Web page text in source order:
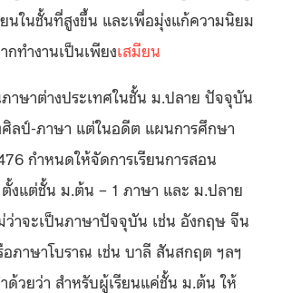
ยนในชั้นที่สูงขึ้น และเพื่อมุ่งแก้ความนิยม
ทำงานเป็นเพียงเสมียน
ภาษาต่างประเทศในชั้น ม.ปลาย ปัจจุบัน
ศิลป์-ภาษา แต่ในอดีต แผนการศึกษา
กำหนดให้จัดการเรียนการสอน
ตั้งแต่ชั้น ม.ต้น – 1 ภาษา และ ม.ปลาย
ว่าจะเป็นภาษาปัจจุบัน เช่น อังกฤษ จีน
อภาษาโบราณ เช่น บาลี สันสกฤต ฯลฯ
ด้วยว่า สำหรับผู้เรียนแค่ชั้น ม.ต้น ให้